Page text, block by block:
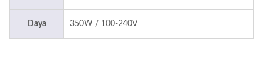
Daya 350W / 100-240V